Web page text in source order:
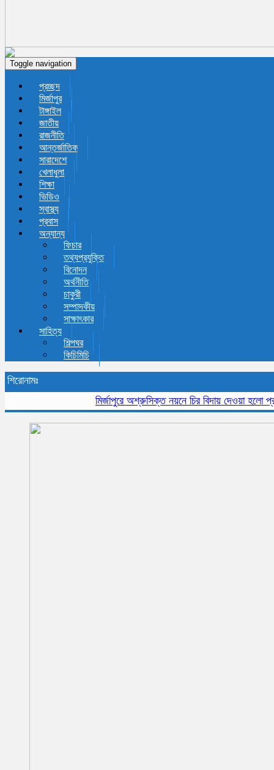
Toggle navigation
প্রচ্ছদ
মির্জাপুর
টাঙ্গাইল
জাতীয়
রাজনীতি
আন্তর্জাতিক
সারাদেশে
খেলাধুলা
শিক্ষা
ভিডিও
স্বাস্থ্য
প্রবাস
অন্যান্য
ফিচার
তথ্যপ্রযুক্তি
বিনোদন
অর্থনীতি
চাকুরী
সম্পাদকীয়
সাক্ষাৎকার
সাহিত্য
শিল্পঘর
কিচিমিচি
শিরোনামঃ
মির্জাপুরে অশ্রুসিক্ত নয়নে চির বিদায় দেওয়া হলো প্রবীন